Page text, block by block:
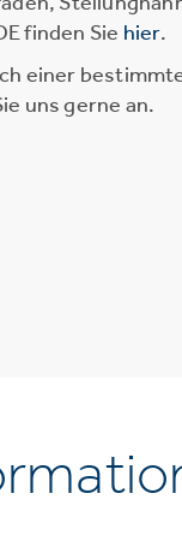
finden Sie hier.
einer
uns gerne an.